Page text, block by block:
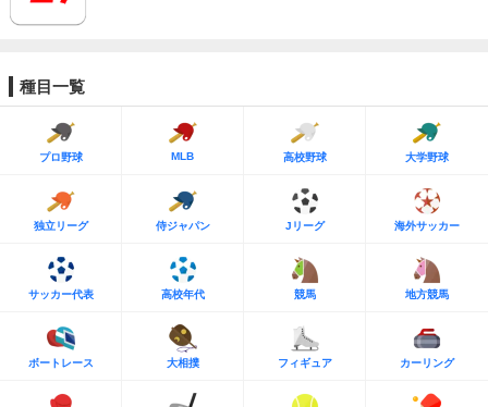
種目一覧
プロ野球 MLB 高校野球 大学野球
独立リーグ 侍ジャパン Jリーグ 海外サッカー
サッカー代表 高校年代 競馬 地方競馬
ボートレース 大相撲 フィギュア カーリング